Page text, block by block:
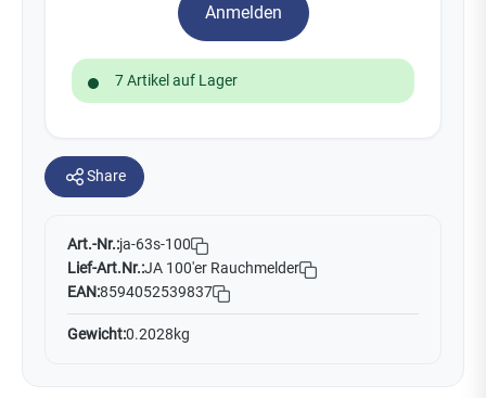
Anmelden
7 Artikel auf Lager
Share
Art.-Nr.:ja-63s-100
Lief-Art.Nr.:JA 100'er Rauchmelder
EAN:8594052539837
Gewicht:0.2028kg